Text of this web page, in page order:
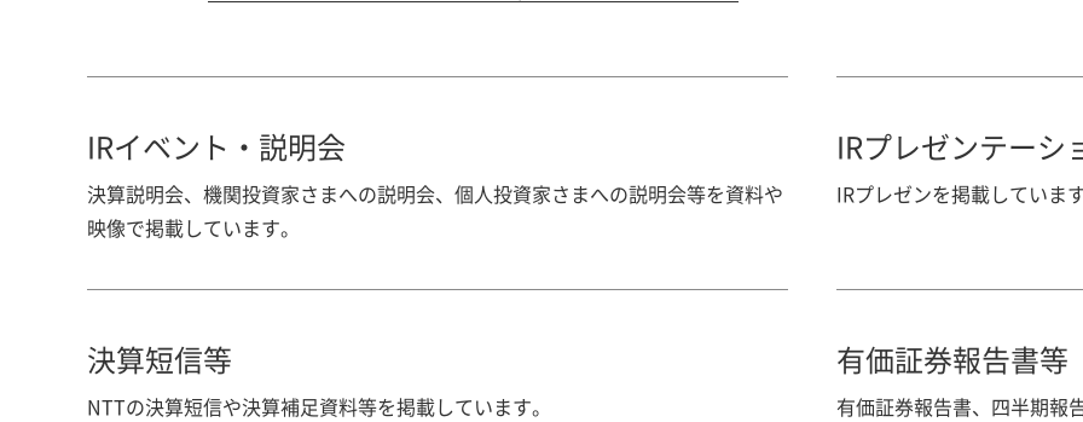
IRイベント・説明会
決算説明会、機関投資家さまへの説明会、個人投資家さまへの説明会等を資料や
映像で掲載しています。
IRプレゼンテーシ
IRプレゼンを掲載しています
決算短信等
NTTの決算短信や決算補足資料等を掲載しています。
有価証券報告書等
有価証券報告書、四半期報